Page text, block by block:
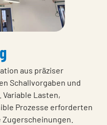
aus präziser
Schallvorgaben und
Lasten,
Prozesse erforderten